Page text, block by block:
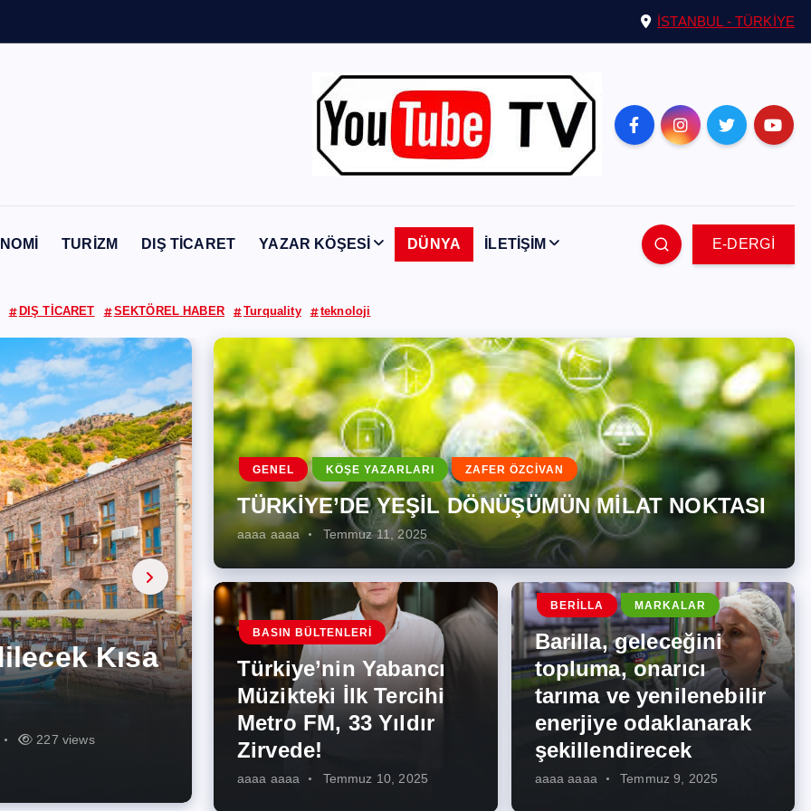
İSTANBUL - TÜRKİYE
TURİZM DIŞ TİCARET YAZAR KÖŞESİ DÜNYA İLETİŞİM E-DERGİ
DIŞ TİCARET SEKTÖREL HABER Turquality teknoloji
344 views
İlk
Zirvede!
274 views
onarıcı
275 views
Enerji
İş
287 views
Kısa
227 views
Artması
262 views
GENEL KÖŞE YAZARLARI ZAFER ÖZCİVAN
TÜRKİYE’DE YEŞİL DÖNÜŞÜMÜN MİLAT NOKTASI
aaaa aaaa Temmuz 11, 2025
BASIN BÜLTENLERI
Türkiye’nin Yabancı
Müzikteki İlk Tercihi
Metro FM, 33 Yıldır
Zirvede!
aaaa aaaa Temmuz 10, 2025
BERILLA MARKALAR
Barilla, geleceğini
topluma, onarıcı
tarıma ve yenilenebilir
enerjiye odaklanarak
şekillendirecek
aaaa aaaa Temmuz 9, 2025